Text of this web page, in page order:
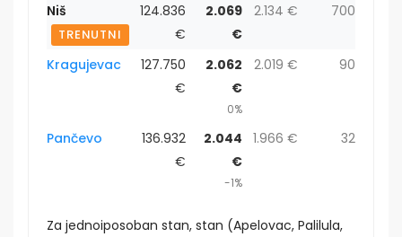
Niš
TRENUTNI
124.836
€
2.069
€
2.134 € 700
Kragujevac
127.750
€
2.062
€
0%
2.019 € 90
Pančevo
136.932
€
2.044
€
-1%
1.966 € 32
Za jednoiposoban stan, stan (Apelovac, Palilula,